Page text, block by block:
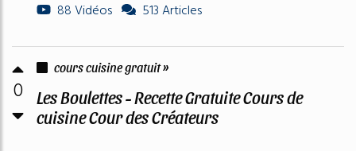
88 Vidéos
513 Articles
0
cours cuisine gratuit »
Les Boulettes - Recette Gratuite Cours de
cuisine Cour des Créateurs